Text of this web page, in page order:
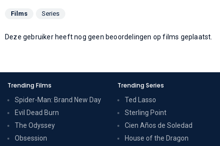
Films Series
Deze gebruiker heeft nog geen beoordelingen op films geplaatst.
Trending Films
Spider-Man: Brand New Day
Evil Dead Burn
The Odyssey
Obsession
Trending Series
Ted Lasso
Sterling Point
Cien Años de Soledad
House of the Dragon